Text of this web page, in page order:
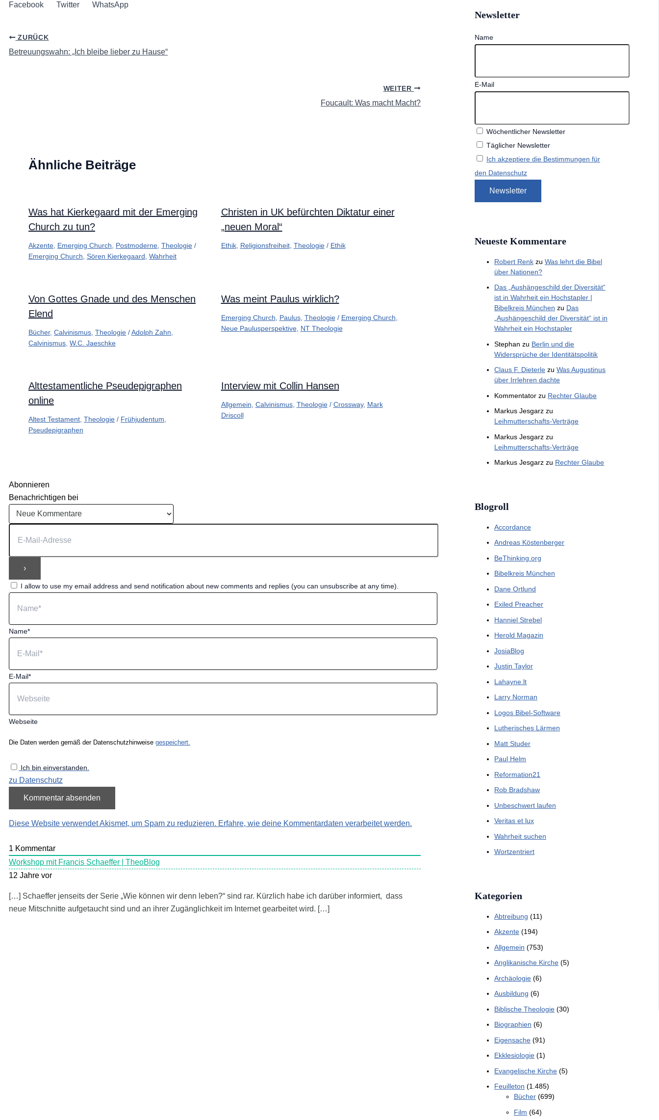
Facebook Twitter WhatsApp
ZURÜCK
Betreuungswahn: „Ich bleibe lieber zu Hause“
WEITER
Foucault: Was macht Macht?
Ähnliche Beiträge
Was hat Kierkegaard mit der Emerging
Church zu tun?
Akzente Emerging Church Postmoderne Theologie /
Emerging Church Sören Kierkegaard Wahrheit
Christen in UK befürchten Diktatur einer
„neuen Moral“
Ethik, Religionsfreiheit, Theologie/ Ethik
Von Gottes Gnade und des Menschen
Elend
Bücher, Calvinismus Theologie /Adolph Zahn
Calvinismus W.C. Jaeschke
Was meint Paulus wirklich?
Emerging Church Paulus, Theologie/ Emerging Church
Neue Paulusperspektive, NT Theologie
Alttestamentliche Pseudepigraphen
online
Altest Testament Theologie / Frühjudentum
Pseudepigraphen
Interview mit Collin Hansen
Allgemein Calvinismus, Theologie/ Crossway, Mark
Driscoll
Abonnieren
Benachrichtigen bei
I allow to use my email address and send notification about new comments and replies (you can unsubscribe at any time).
Name*
E-Mail*
Webseite
Die Daten werden gemäß der Datenschutzhinweise gespeichert.
Ich bin einverstanden.
zu Datenschutz
Diese Website verwendet Akismet, um Spam zu reduzieren. Erfahre, wie deine Kommentardaten verarbeitet werden.
1 Kommentar
Workshop mit Francis Schaeffer | TheoBlog
12 Jahre vor
[…] Schaeffer jenseits der Serie „Wie können wir denn leben?“ sind rar. Kürzlich habe ich darüber informiert, dass
neue Mitschnitte aufgetaucht sind und an ihrer Zugänglichkeit im Internet gearbeitet wird. […]
Newsletter
Name
E-Mail
Wöchentlicher Newsletter
Täglicher Newsletter
Ich akzeptiere die Bestimmungen für
den Datenschutz
Neueste Kommentare
Robert Renk zu Was lehrt die Bibel
über Nationen?
Das „Aushängeschild der Diversität“
ist in Wahrheit ein Hochstapler |
Bibelkreis München zu Das
„Aushängeschild der Diversität“ ist in
Wahrheit ein Hochstapler
Stephan zu Berlin und die
Widersprüche der Identitätspolitik
Claus F. Dieterle zu Was Augustinus
über Irrlehren dachte
Kommentator zu Rechter Glaube
Markus Jesgarz zu
Leihmutterschafts-Verträge
Markus Jesgarz zu
Leihmutterschafts-Verträge
Markus Jesgarz zu Rechter Glaube
Blogroll
Accordance
Andreas Köstenberger
BeThinking.org
Bibelkreis München
Dane Ortlund
Exiled Preacher
Hanniel Strebel
Herold Magazin
JosiaBlog
Justin Taylor
Lahayne.lt
Larry Norman
Logos Bibel-Software
Lutherisches Lärmen
Matt Studer
Paul Helm
Reformation21
Rob Bradshaw
Unbeschwert laufen
Veritas et lux
Wahrheit suchen
Wortzentriert
Kategorien
Abtreibung (11)
Akzente (194)
Allgemein (753)
Anglikanische Kirche (5)
Archäologie (6)
Ausbildung (6)
Biblische Theologie (30)
Biographien (6)
Eigensache (91)
Ekklesiologie (1)
Evangelische Kirche (5)
Feuilleton (1.485)
Bücher (699)
Film (64)